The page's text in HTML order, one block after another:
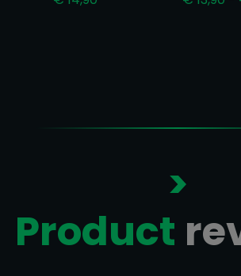
>
Product